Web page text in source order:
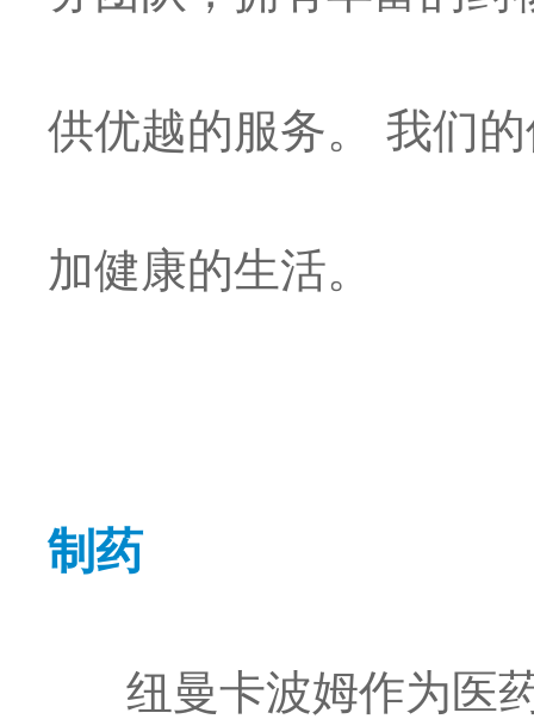
供优越的服务。 我们
加健康的生活。
制药
纽曼卡波姆作为医药